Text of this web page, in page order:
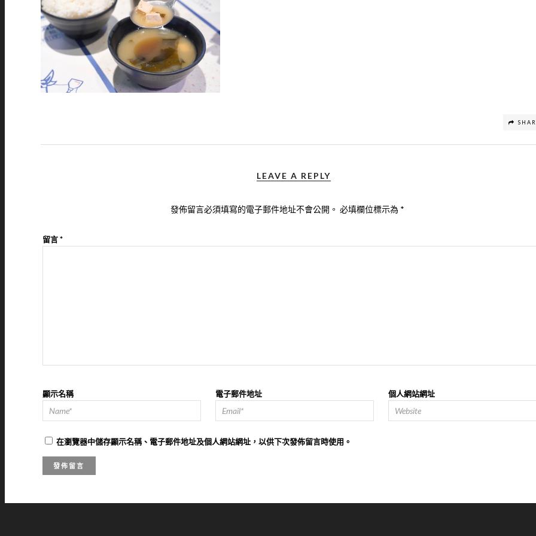
LEAVE A REPLY
發佈留言必須填寫的電子郵件地址不會公開。 必填欄位標示為 *
留言*
顯示名稱 電子郵件地址 個人網站網址
在瀏覽器中儲存顯示名稱、電子郵件地址及個人網站網址，以供下次發佈留言時使用。